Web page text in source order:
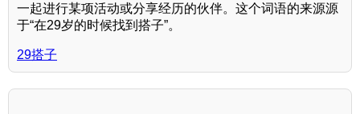
一起进行某项活动或分享经历的伙伴。这个词语的来源源
于“在29岁的时候找到搭子”。
29搭子